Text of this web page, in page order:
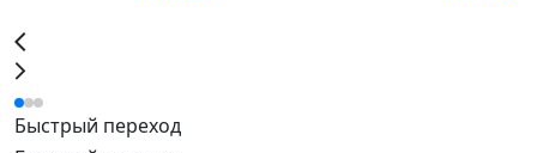
Быстрый переход